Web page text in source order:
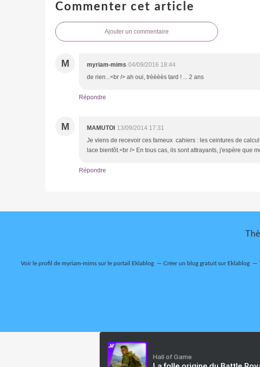
Commenter cet article
Ajouter un commentaire
M myriam-mims 04/09/2016 18:44
de rien...<br /> ah oui, trèèèès tard ! ... 2 ans
Répondre
M MAMUTOI 13/09/2014 17:31
Je viens de recevoir ces fameux cahiers : les ceintures de
lace bientôt.<br /> En tous cas, ils sont attrayants, j'espère que
Répondre
Voir le profil de myriam-mims sur le portail Eklablog Créer un blog gratuit sur Eklablog
Hall of Game